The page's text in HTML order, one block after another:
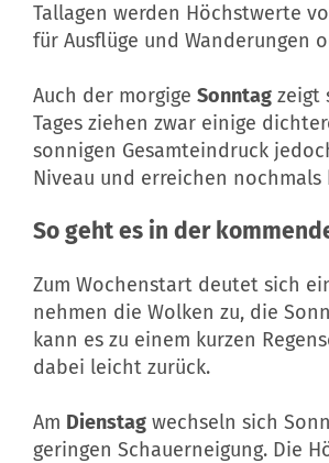
Tallagen werden Höchstwerte
für Ausflüge und Wanderungen
Auch der morgige Sonntag zeigt
Tages ziehen zwar einige
sonnigen Gesamteindruck
Niveau und erreichen nochmals
So geht es in der
Zum Wochenstart deutet sich
nehmen die Wolken zu, die
kann es zu einem kurzen
dabei leicht zurück.
Am Dienstag wechseln sich
geringen Schauerneigung. Die